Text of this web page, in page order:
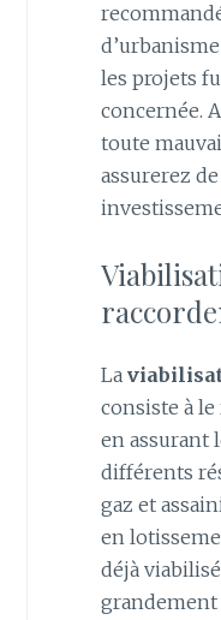
les projets
concernée.
toute
assurerez
La
consiste à
en assurant
différents
gaz et
en
déjà
grandement